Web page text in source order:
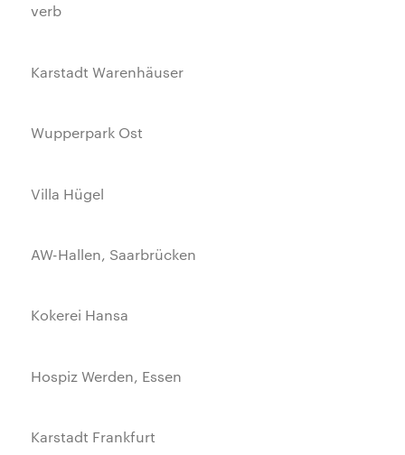
verb
Karstadt Warenhäuser
Wupperpark Ost
Villa Hügel
AW-Hallen, Saarbrücken
Kokerei Hansa
Hospiz Werden, Essen
Karstadt Frankfurt